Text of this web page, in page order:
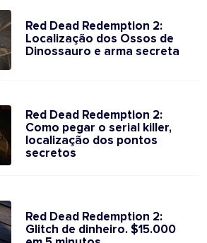
Red Dead Redemption 2:
Localização dos Ossos de
Dinossauro e arma secreta
Red Dead Redemption 2:
Como pegar o serial killer,
localização dos pontos
secretos
Red Dead Redemption 2:
Glitch de dinheiro. $15.000